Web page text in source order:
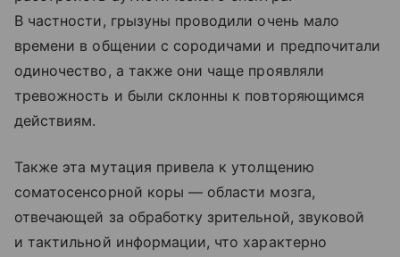
В частности, грызуны проводили очень мало
времени в общении с сородичами и предпочитали
одиночество, а также они чаще проявляли
тревожность и были склонны к повторяющимся
действиям.
Также эта мутация привела к утолщению
соматосенсорной коры — области мозга,
отвечающей за обработку зрительной, звуковой
и тактильной информации, что характерно